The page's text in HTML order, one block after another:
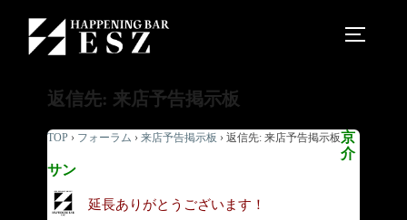
返信先: 来店予告掲示板
TOP › フォーラム › 来店予告掲示板 › 返信先: 来店予告掲示板京
介
サン
延長ありがとうございます！